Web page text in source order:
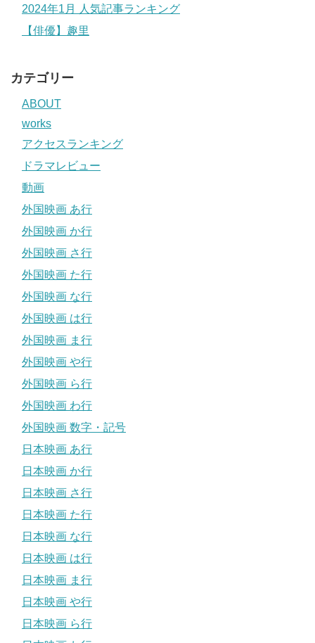
2024年1月 人気記事ランキング
【俳優】趣里
カテゴリー
ABOUT
works
アクセスランキング
ドラマレビュー
動画
外国映画 あ行
外国映画 か行
外国映画 さ行
外国映画 た行
外国映画 な行
外国映画 は行
外国映画 ま行
外国映画 や行
外国映画 ら行
外国映画 わ行
外国映画 数字・記号
日本映画 あ行
日本映画 か行
日本映画 さ行
日本映画 た行
日本映画 な行
日本映画 は行
日本映画 ま行
日本映画 や行
日本映画 ら行